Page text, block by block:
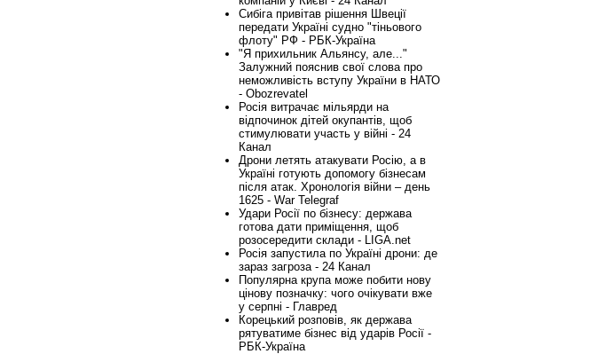
Сибіга привітав рішення Швеції
передати Україні судно "тіньового
флоту" РФ - РБК-Україна
"Я прихильник Альянсу, але..."
Залужний пояснив свої слова про
неможливість вступу України в НАТО
- Obozrevatel
Росія витрачає мільярди на
відпочинок дітей окупантів, щоб
стимулювати участь у війні - 24
Канал
Дрони летять атакувати Росію, а в
Україні готують допомогу бізнесам
після атак. Хронологія війни – день
1625 - War Telegraf
Удари Росії по бізнесу: держава
готова дати приміщення, щоб
розосередити склади - LIGA.net
Росія запустила по Україні дрони: де
зараз загроза - 24 Канал
Популярна крупа може побити нову
цінову позначку: чого очікувати вже
у серпні - Главред
Корецький розповів, як держава
рятуватиме бізнес від ударів Росії -
РБК-Україна